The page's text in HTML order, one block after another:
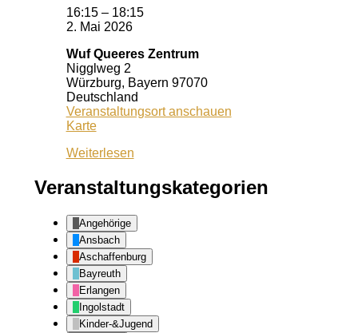
16:15 – 18:15
2. Mai 2026
Wuf Queeres Zentrum
Nigglweg 2
Würzburg, Bayern 97070
Deutschland
Veranstaltungsort anschauen
KarteWuf
Zentrum
Weiterlesen
Veranstaltungskategorien
Angehörige
Ansbach
Aschaffenburg
Bayreuth
Erlangen
Ingolstadt
Kinder-&Jugend